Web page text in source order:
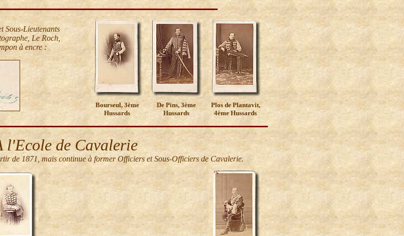
Sous-Lieutenants
Le Roch,
à encre :
Bourseul, 3ème
Hussards
De Pins, 3ème
Hussards
Plos de Plantavit,
4ème Hussards
l'Ecole de Cavalerie
de 1871, mais continue à former Officiers et Sous-Officiers de Cavalerie.